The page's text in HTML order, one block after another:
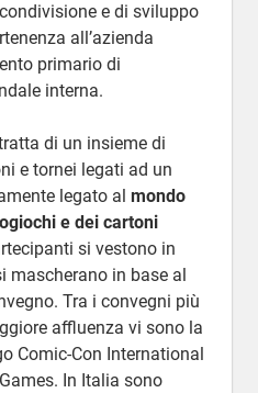
e di sviluppo
all’azienda
primario di
interna.
di un insieme di
e tornei legati ad un
legato al mondo
e dei cartoni
si vestono in
mascherano in base al
Tra i convegni più
affluenza vi sono la
Comic-Con International
In Italia sono